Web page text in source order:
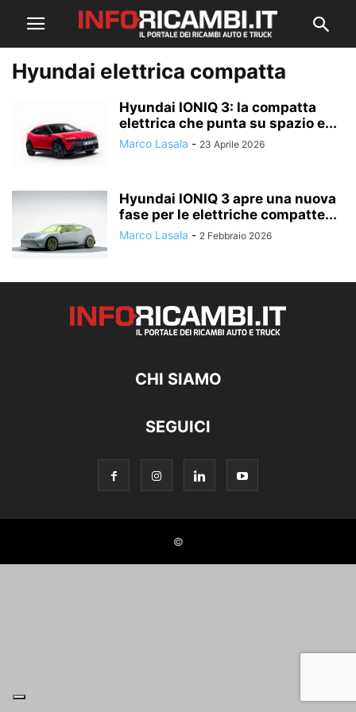
Hyundai elettrica compatta
Hyundai IONIQ 3: la compatta
elettrica che punta su spazio e...
Marco Lasala - 23 Aprile 2026
Hyundai IONIQ 3 apre una nuova
fase per le elettriche compatte...
Marco Lasala - 2 Febbraio 2026
CHI SIAMO
SEGUICI
©